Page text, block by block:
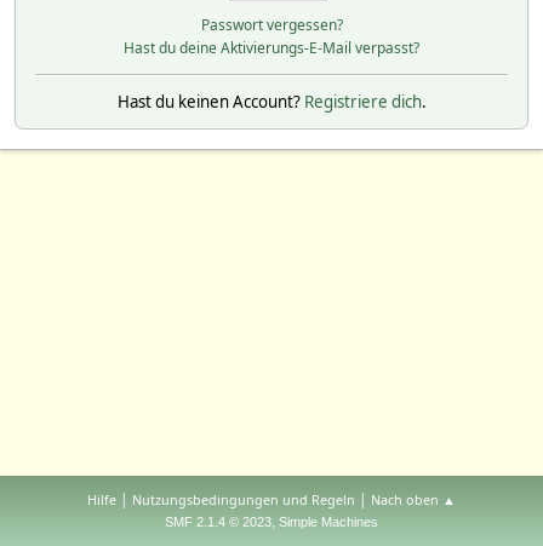
Passwort vergessen?
Hast du deine Aktivierungs-E-Mail verpasst?
Hast du keinen Account? Registriere dich.
Hilfe | Nutzungsbedingungen und Regeln | Nach oben ▲
SMF 2.1.4 © 2023, Simple Machines